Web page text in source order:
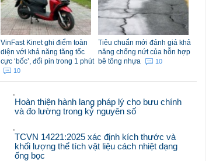
VinFast Kinet ghi điểm toàn
diện với khả năng tăng tốc
cực ‘bốc’, đổi pin trong 1 phút
10
Tiêu chuẩn mới đánh giá khả
năng chống nứt của hỗn hợp
bê tông nhựa
10
Hoàn thiện hành lang pháp lý cho bưu chính
và đo lường trong kỷ nguyên số
TCVN 14221:2025 xác định kích thước và
khối lượng thể tích vật liệu cách nhiệt dạng
ống bọc